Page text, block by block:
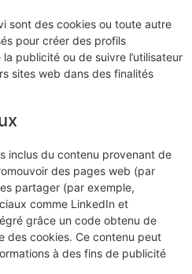
sont des cookies ou toute autre
pour créer des profils
publicité ou de suivre l’utilisateur
sites web dans des finalités
inclus du contenu provenant de
des pages web (par
partager (par exemple,
comme LinkedIn et
grâce un code obtenu de
des cookies. Ce contenu peut
à des fins de publicité